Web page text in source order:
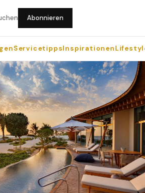
Abonnieren
ServicetippsInspirationen